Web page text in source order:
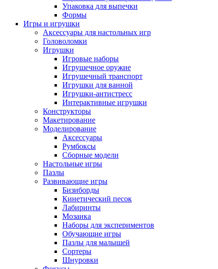
Упаковка для выпечки
Формы
Игры и игрушки
Аксессуары для настольных игр
Головоломки
Игрушки
Игровые наборы
Игрушечное оружие
Игрушечный транспорт
Игрушки для ванной
Игрушки-антистресс
Интерактивные игрушки
Конструкторы
Макетирование
Моделирование
Аксессуары
Румбоксы
Сборные модели
Настольные игры
Пазлы
Развивающие игры
Бизиборды
Кинетический песок
Лабиринты
Мозаика
Наборы для экспериментов
Обучающие игры
Пазлы для малышей
Сортеры
Шнуровки